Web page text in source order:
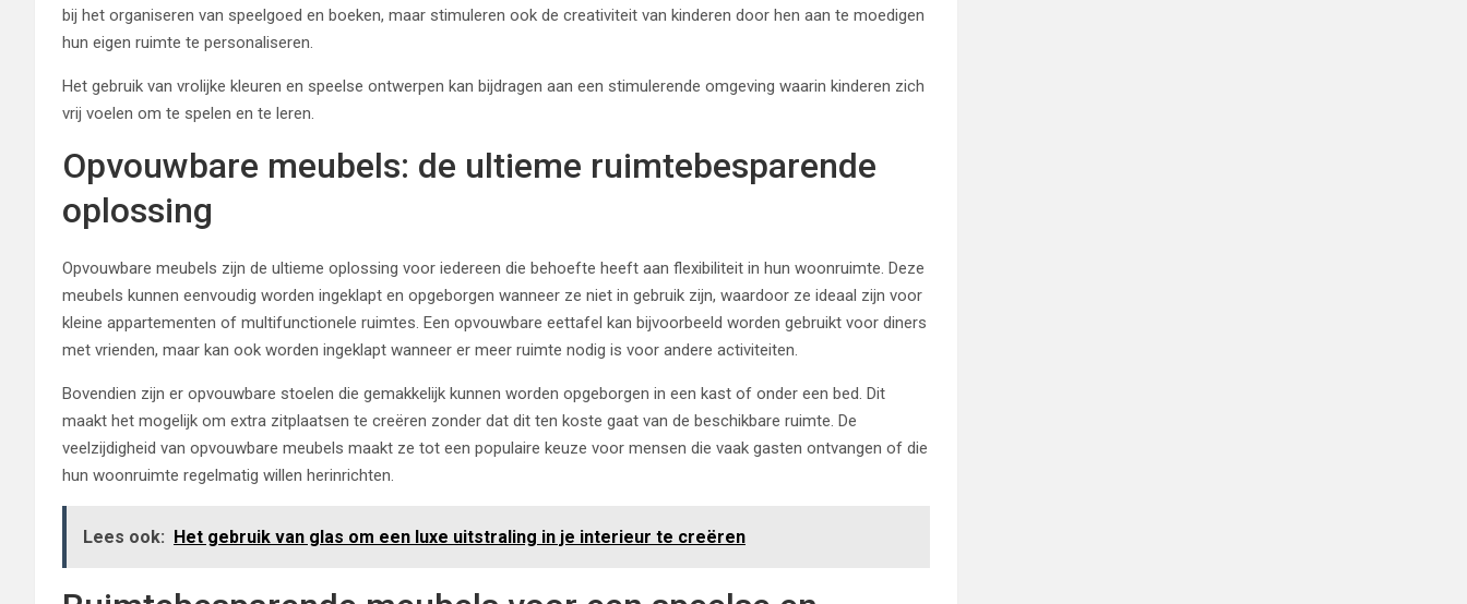
bij het organiseren van speelgoed en boeken, maar stimuleren ook de creativiteit van kinderen door hen aan te moedigen
hun eigen ruimte te personaliseren.
Het gebruik van vrolijke kleuren en speelse ontwerpen kan bijdragen aan een stimulerende omgeving waarin kinderen zich
vrij voelen om te spelen en te leren.
Opvouwbare meubels: de ultieme ruimtebesparende
oplossing
Opvouwbare meubels zijn de ultieme oplossing voor iedereen die behoefte heeft aan flexibiliteit in hun woonruimte. Deze
meubels kunnen eenvoudig worden ingeklapt en opgeborgen wanneer ze niet in gebruik zijn, waardoor ze ideaal zijn voor
kleine appartementen of multifunctionele ruimtes. Een opvouwbare eettafel kan bijvoorbeeld worden gebruikt voor diners
met vrienden, maar kan ook worden ingeklapt wanneer er meer ruimte nodig is voor andere activiteiten.
Bovendien zijn er opvouwbare stoelen die gemakkelijk kunnen worden opgeborgen in een kast of onder een bed. Dit
maakt het mogelijk om extra zitplaatsen te creëren zonder dat dit ten koste gaat van de beschikbare ruimte. De
veelzijdigheid van opvouwbare meubels maakt ze tot een populaire keuze voor mensen die vaak gasten ontvangen of die
hun woonruimte regelmatig willen herinrichten.
Lees ook: Het gebruik van glas om een luxe uitstraling in je interieur te creëren